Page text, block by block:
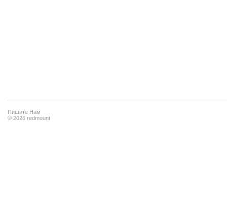
Пишите Нам
© 2026 redmount